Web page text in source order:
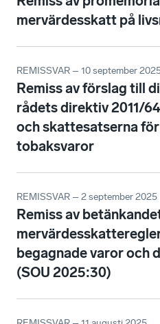
mervärdesskatt på
REMISSVAR – 10 september
Remiss av förslag till
rådets direktiv 2011/
och skattesatserna
tobaksvaror
REMISSVAR – 2 september 2025
Remiss av
begagnade varor och
(SOU 2025:30)